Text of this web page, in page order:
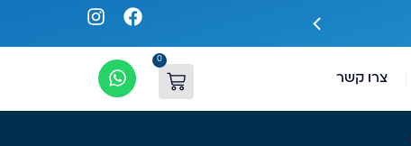
האנייה הגדולה באירופה legend בהנחות בלעדיות
צרו קשר
0